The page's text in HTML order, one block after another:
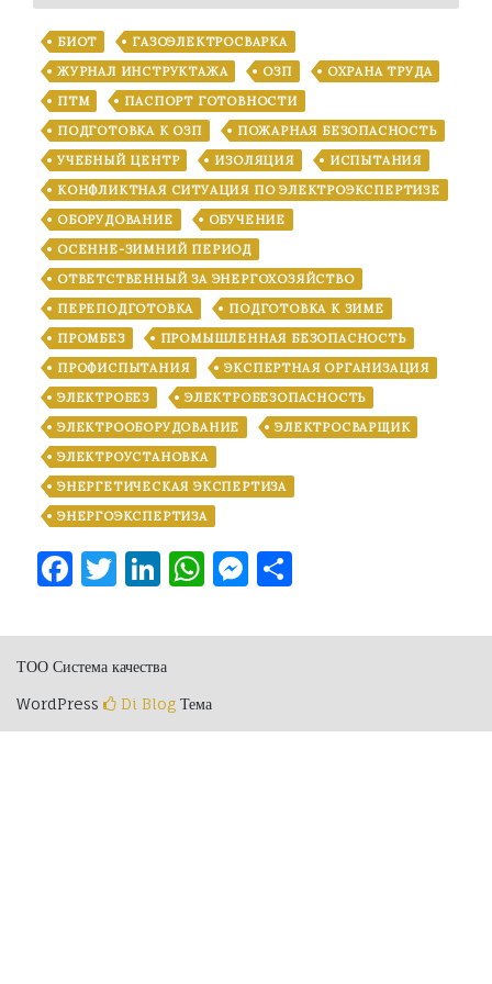
БИОТ
ГАЗОЭЛЕКТРОСВАРКА
ЖУРНАЛ ИНСТРУКТАЖА
ОЗП
ОХРАНА ТРУДА
ПТМ
ПАСПОРТ ГОТОВНОСТИ
ПОДГОТОВКА К ОЗП
ПОЖАРНАЯ БЕЗОПАСНОСТЬ
УЧЕБНЫЙ ЦЕНТР
ИЗОЛЯЦИЯ
ИСПЫТАНИЯ
КОНФЛИКТНАЯ СИТУАЦИЯ ПО ЭЛЕКТРОЭКСПЕРТИЗЕ
ОБОРУДОВАНИЕ
ОБУЧЕНИЕ
ОСЕННЕ-ЗИМНИЙ ПЕРИОД
ОТВЕТСТВЕННЫЙ ЗА ЭНЕРГОХОЗЯЙСТВО
ПЕРЕПОДГОТОВКА
ПОДГОТОВКА К ЗИМЕ
ПРОМБЕЗ
ПРОМЫШЛЕННАЯ БЕЗОПАСНОСТЬ
ПРОФИСПЫТАНИЯ
ЭКСПЕРТНАЯ ОРГАНИЗАЦИЯ
ЭЛЕКТРОБЕЗ
ЭЛЕКТРОБЕЗОПАСНОСТЬ
ЭЛЕКТРООБОРУДОВАНИЕ
ЭЛЕКТРОСВАРЩИК
ЭЛЕКТРОУСТАНОВКА
ЭНЕРГЕТИЧЕСКАЯ ЭКСПЕРТИЗА
ЭНЕРГОЭКСПЕРТИЗА
Facebook
Twitter
LinkedIn
WhatsApp
Messenger
ТОО Система качества
WordPress
Di Blog Тема